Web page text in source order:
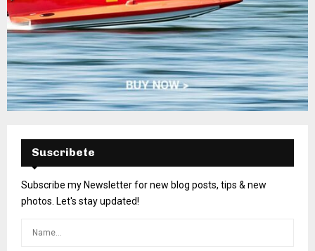
Suscribete
Subscribe my Newsletter for new blog posts, tips & new
photos. Let's stay updated!